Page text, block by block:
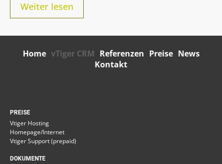
Weiter lesen
Home vTiger CRM Referenzen Preise News
Kontakt
PREISE
Vtiger Hosting
Homepage/Internet
Vtiger Support (prepaid)
DOKUMENTE